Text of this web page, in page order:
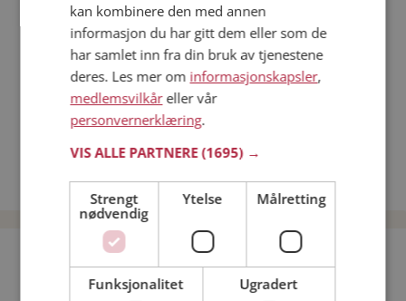
Dating på mobilen
Dating på Møteplassen
Nettdatingtips
Match Making på Møteplassen
Single synes
Date kvinner i Norge
Date menn i Norge
Bli medlem gratis!
kan kombinere den med annen
informasjon du har gitt dem eller som de
har samlet inn fra din bruk av tjenestene
deres. Les mer om informasjonskapsler,
medlemsvilkåreller vår
personvernerklæring.
VIS ALLE PARTNERE(1695) →
Strengt
nødvendig
Ytelse Målretting
Funksjonalitet Ugradert